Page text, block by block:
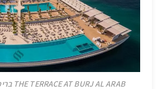
THE TERRACE AT BURJ AL ARAB בריכת אינפינטי בורג אל ערב